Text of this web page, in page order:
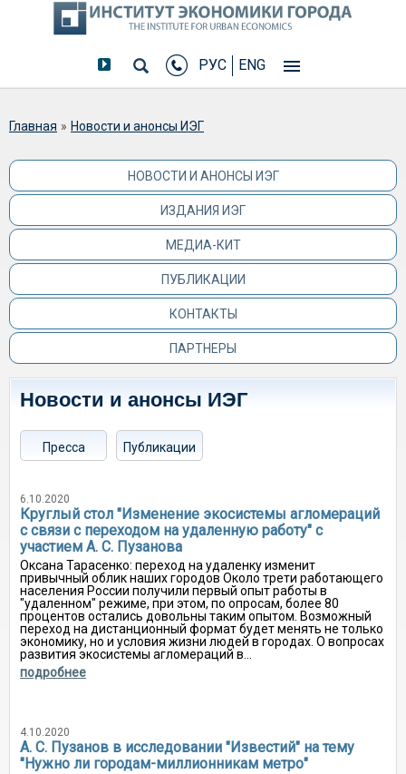
РУС ENG
Вы здесь
Главная » Новости и анонсы ИЭГ
НОВОСТИ И АНОНСЫ ИЭГ
ИЗДАНИЯ ИЭГ
МЕДИА-КИТ
ПУБЛИКАЦИИ
КОНТАКТЫ
ПАРТНЕРЫ
Новости и анонсы ИЭГ
Пресса Публикации
6.10.2020
Круглый стол "Изменение экосистемы агломераций
с связи с переходом на удаленную работу" с
участием А. С. Пузанова
Оксана Тарасенко: переход на удаленку изменит
привычный облик наших городов Около трети работающего
населения России получили первый опыт работы в
"удаленном" режиме, при этом, по опросам, более 80
процентов остались довольны таким опытом. Возможный
переход на дистанционный формат будет менять не только
экономику, но и условия жизни людей в городах. О вопросах
развития экосистемы агломераций в...
подробнее
4.10.2020
А. С. Пузанов в исследовании "Известий" на тему
"Нужно ли городам-миллионникам метро"